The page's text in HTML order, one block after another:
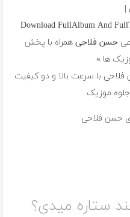
|
Download FullAlbum And
حسن فلاحی همراه با پخش
ها »
با سرعت بالا و دو کیفیت
موزیک
ستاره میدی؟